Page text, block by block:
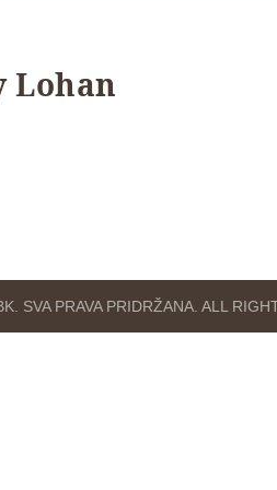
Lohan
SVA PRAVA PRIDRŽANA. ALL